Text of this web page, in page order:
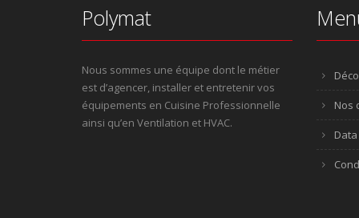
Polymat
Nous sommes une équipe dont le métier
est d’agencer, installer et entretenir vos
équipements en Cuisine Professionnelle
ainsi qu’en Ventilation et HVAC.
Nos